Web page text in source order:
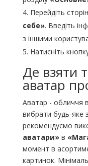
Перейдіть
себе». Введіть
з іншими
Натисніть
Де взяти
аватар
Аватар - обличчя
вибрати будь-яке
рекомендуємо
аватари»в
момент в
картинок.